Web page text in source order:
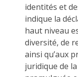
identités et
indique la
haut niveau
diversité, de
ainsi qu’aux
juridique de